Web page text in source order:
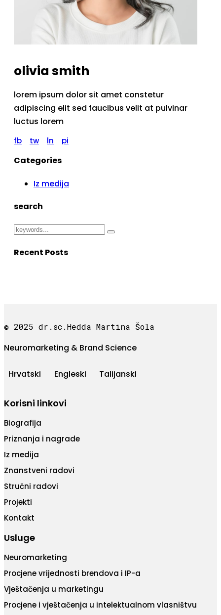
olivia smith
lorem ipsum dolor sit amet constetur
adipiscing elit sed faucibus velit at pulvinar
luctus lorem
fb tw ln pi
Categories
Iz medija
search
Recent Posts
© 2025 dr.sc.Hedda Martina Šola
Neuromarketing & Brand Science
Hrvatski Engleski Talijanski
Korisni linkovi
Biografija
Priznanja i nagrade
Iz medija
Znanstveni radovi
Stručni radovi
Projekti
Kontakt
Usluge
Neuromarketing
Procjene vrijednosti brendova i IP-a
Vještačenja u marketingu
Procjene i vještačenja u intelektualnom vlasništvu